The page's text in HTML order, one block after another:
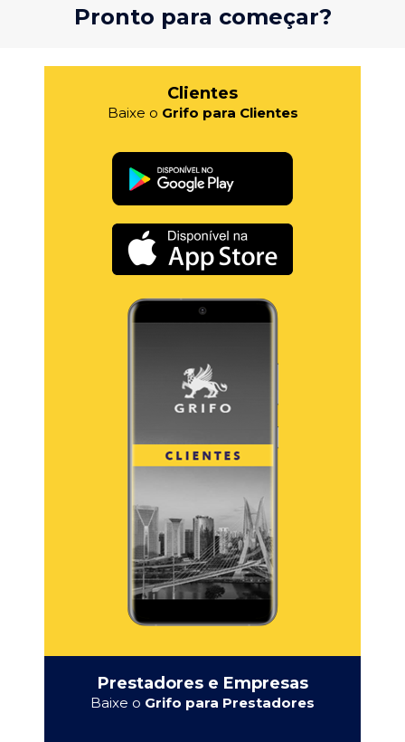
Pronto para começar?
Clientes
Baixe o Grifo para Clientes
Prestadores e Empresas
Baixe o Grifo para Prestadores